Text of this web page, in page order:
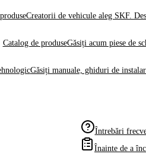
Creatorii de vehicule aleg SKF.
Catalog de produseGăsiți acum piese de
Găsiți manuale, ghiduri de
Întrebări
Înainte de a